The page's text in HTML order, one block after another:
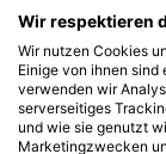
Wir respektieren
Wir nutzen Cookies
Einige von ihnen
verwenden wir
serverseitiges
und wie sie genutzt
Marketingzwecken